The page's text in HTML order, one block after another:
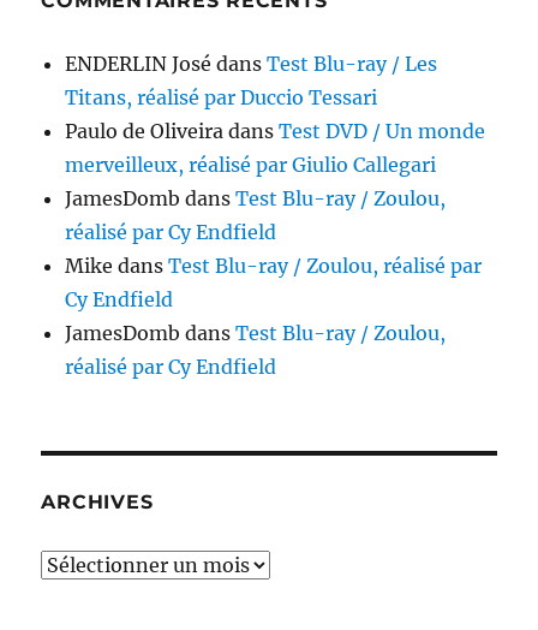
ENDERLIN José dansTest Blu-ray / Les
Titans, réalisé par Duccio Tessari
Paulo de Oliveira dansTest DVD / Un monde
merveilleux, réalisé par Giulio Callegari
JamesDomb dansTest Blu-ray / Zoulou,
réalisé par Cy Endfield
Mike dansTest Blu-ray / Zoulou, réalisé par
Cy Endfield
JamesDomb dansTest Blu-ray / Zoulou,
réalisé par Cy Endfield
ARCHIVES
Archives